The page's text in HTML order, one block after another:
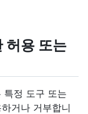
허용 또는
특정 도구 또는
거나 거부합니